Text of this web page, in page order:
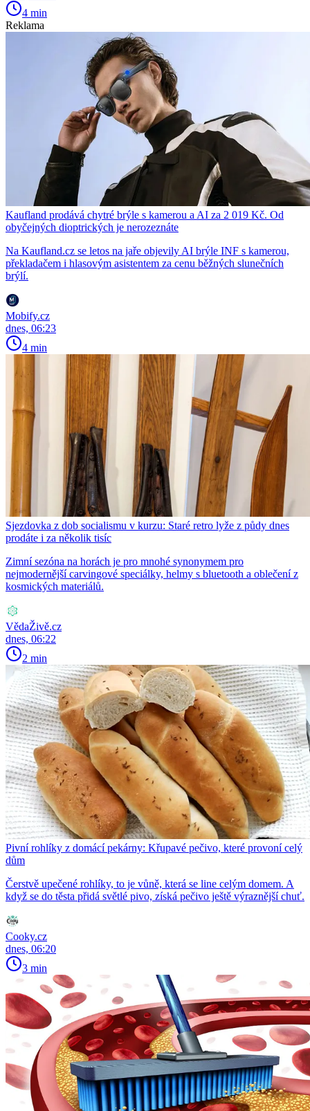
4 min
Reklama
Kaufland prodává chytré brýle s kamerou a AI za 2 019 Kč. Od
obyčejných dioptrických je nerozeznáte
Na Kaufland.cz se letos na jaře objevily AI brýle INF s kamerou,
překladačem i hlasovým asistentem za cenu běžných slunečních
brýlí.
Mobify.cz
dnes, 06:23
4 min
Sjezdovka z dob socialismu v kurzu: Staré retro lyže z půdy dnes
prodáte i za několik tisíc
Zimní sezóna na horách je pro mnohé synonymem pro
nejmodernější carvingové speciálky, helmy s bluetooth a oblečení z
kosmických materiálů.
VědaŽivě.cz
dnes, 06:22
2 min
Pivní rohlíky z domácí pekárny: Křupavé pečivo, které provoní celý
dům
Čerstvě upečené rohlíky, to je vůně, která se line celým domem. A
když se do těsta přidá světlé pivo, získá pečivo ještě výraznější chuť.
Cooky.cz
dnes, 06:20
3 min